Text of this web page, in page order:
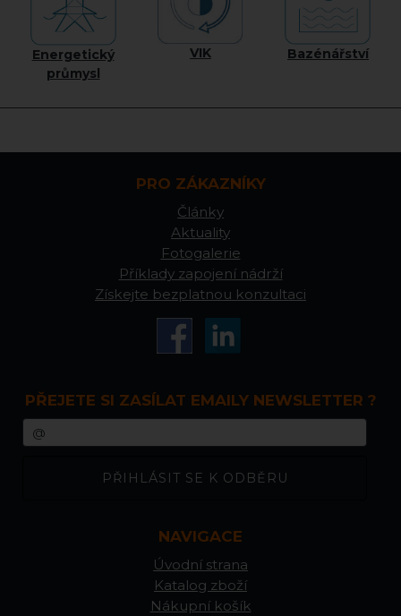
Energetický
průmysl
VIK Bazénářství
PRO ZÁKAZNÍKY
Články
Aktuality
Fotogalerie
Příklady zapojení nádrží
Získejte bezplatnou konzultaci
PŘEJETE SI ZASÍLAT EMAILY NEWSLETTER ?
NAVIGACE
Úvodní strana
Katalog zboží
Nákupní košík